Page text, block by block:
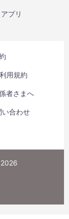
アプリ
用規約
者さまへ
い合わせ